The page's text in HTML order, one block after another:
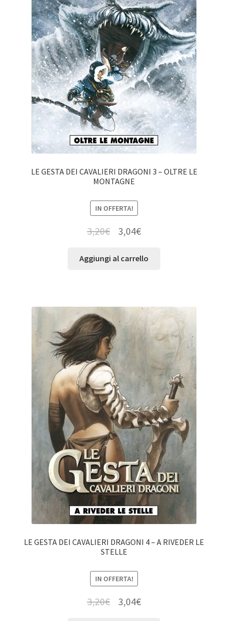
LE GESTA DEI CAVALIERI DRAGONI 3 – OLTRE LE
MONTAGNE
IN OFFERTA!
3,20€ 3,04€
Aggiungi al carrello
LE GESTA DEI CAVALIERI DRAGONI 4 – A RIVEDER LE
STELLE
IN OFFERTA!
3,20€ 3,04€